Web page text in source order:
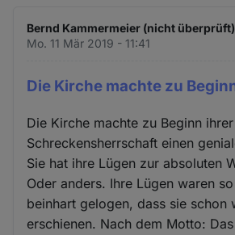
Bernd Kammermeier (nicht überprüft)
Mo. 11 Mär 2019 - 11:41
Die Kirche machte zu
Die Kirche machte zu Beginn ihrer
Schreckensherrschaft einen
Sie hat ihre Lügen zur absoluten
Oder anders. Ihre Lügen waren
beinhart gelogen, dass sie schon
erschienen. Nach dem Motto: